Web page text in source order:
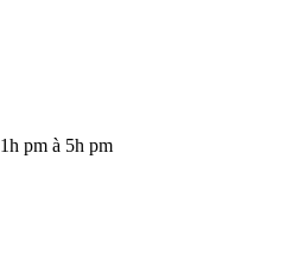
1h pm à 5h pm